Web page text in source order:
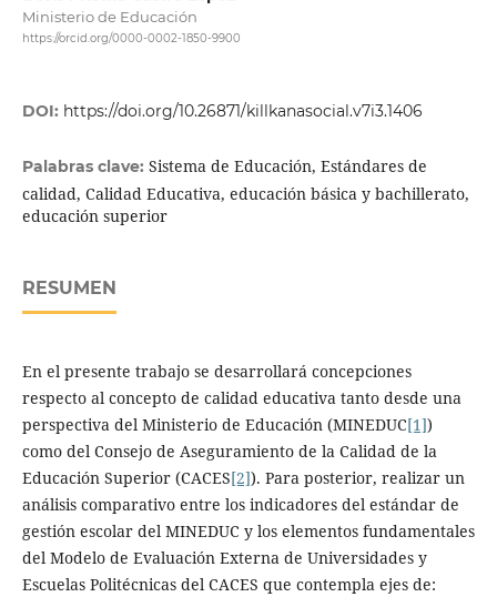
Ministerio de Educación
https://orcid.org/0000-0002-1850-9900
DOI: https://doi.org/10.26871/killkanasocial.v7i3.1406
Palabras clave: Sistema de Educación, Estándares de
calidad, Calidad Educativa, educación básica y bachillerato,
educación superior
RESUMEN
En el presente trabajo se desarrollará concepciones
respecto al concepto de calidad educativa tanto desde una
perspectiva del Ministerio de Educación (MINEDUC[1])
como del Consejo de Aseguramiento de la Calidad de la
Educación Superior (CACES[2]). Para posterior, realizar un
análisis comparativo entre los indicadores del estándar de
gestión escolar del MINEDUC y los elementos fundamentales
del Modelo de Evaluación Externa de Universidades y
Escuelas Politécnicas del CACES que contempla ejes de: